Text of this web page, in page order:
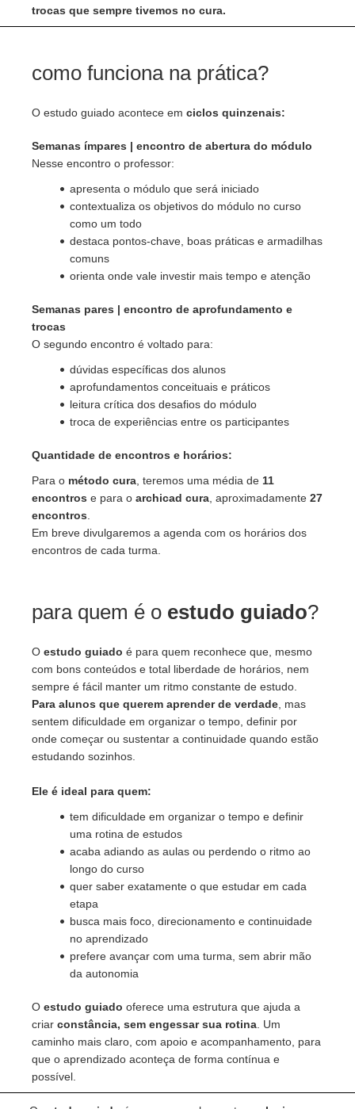
trocas que sempre tivemos no cura.
como funciona na prática?
O estudo guiado acontece em ciclos quinzenais:
Semanas ímpares | encontro de abertura do módulo
Nesse encontro o professor:
apresenta o módulo que será iniciado
contextualiza os objetivos do módulo no curso
como um todo
destaca pontos-chave, boas práticas e armadilhas
comuns
orienta onde vale investir mais tempo e atenção
Semanas pares | encontro de aprofundamento e
trocas
O segundo encontro é voltado para:
dúvidas específicas dos alunos
aprofundamentos conceituais e práticos
leitura crítica dos desafios do módulo
troca de experiências entre os participantes
Quantidade de encontros e horários:
Para o método cura , teremos uma média de 11
encontros e para o archicad cura , aproximadamente 27
encontros
Em breve divulgaremos a agenda com os horários dos
encontros de cada turma.
para quem é o estudo guiado?
O estudo guiado é para quem reconhece que, mesmo
com bons conteúdos e total liberdade de horários, nem
sempre é fácil manter um ritmo constante de estudo.
Para alunos que querem aprender de verdade , mas
sentem dificuldade em organizar o tempo, definir por
onde começar ou sustentar a continuidade quando estão
estudando sozinhos.
Ele é ideal para quem:
tem dificuldade em organizar o tempo e definir
uma rotina de estudos
acaba adiando as aulas ou perdendo o ritmo ao
longo do curso
quer saber exatamente o que estudar em cada
etapa
busca mais foco, direcionamento e continuidade
no aprendizado
prefere avançar com uma turma, sem abrir mão
da autonomia
O estudo guiado oferece uma estrutura que ajuda a
criar constância, sem engessar sua rotina . Um
caminho mais claro, com apoio e acompanhamento, para
que o aprendizado aconteça de forma contínua e
possível.